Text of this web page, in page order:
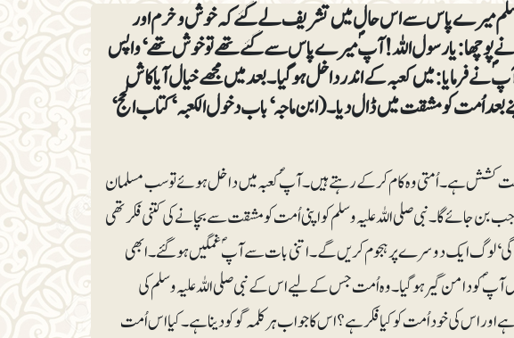
وسلم میرے پاس سے اس حال میں تشریف لے گئے کہ خوش و خرم اور
پوچھا: یارسول اللہ! آپؐ میرے پاس سے گئے تھے تو خوش تھے‘ واپس
فرمایا: میں کعبہ کے اندر داخل ہو گیا۔ بعد میں مجھے خیال آیا کاش
اُمت کو مشقت میں ڈال دیا۔ (ابن ماجہ‘ باب دخول الکعبہ‘ کتاب الحج‘
کشش ہے۔ اُمتی وہ کام کر کے رہتے ہیں۔ آپؐ کعبہ میں داخل ہوئے تو سب مسلمان
گا۔ نبی صلی اللہ علیہ وسلم کو اپنی اُمت کو مشقت سے بچانے کی کتنی فکر تھی
لوگ ایک دوسرے پر ہجوم کریں گے۔ اتنی بات سے آپؐ غمگین ہو گئے۔ ابھی
آپؐ کو دامن گیر ہوگیا۔ وہ اُمت جس کے لیے اس کے نبی صلی اللہ علیہ وسلم کی
اس کی خود اُمت کو کیا فکر ہے؟ اس کا جواب ہر کلمہ گو کو دینا ہے۔ کیا اس اُمت